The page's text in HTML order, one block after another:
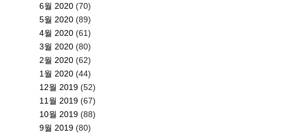
6월 2020 (70)
5월 2020 (89)
4월 2020 (61)
3월 2020 (80)
2월 2020 (62)
1월 2020 (44)
12월 2019 (52)
11월 2019 (67)
10월 2019 (88)
9월 2019 (80)